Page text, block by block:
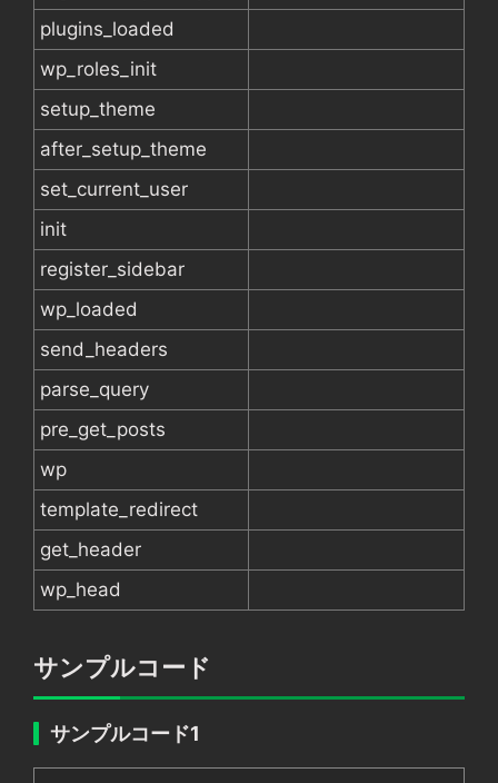
plugins_loaded
wp_roles_init
setup_theme
after_setup_theme
set_current_user
init
register_sidebar
wp_loaded
send_headers
parse_query
pre_get_posts
wp
template_redirect
get_header
wp_head
サンプルコード
サンプルコード1